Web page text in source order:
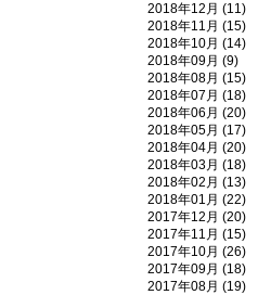
2018年12月 (11)
2018年11月 (15)
2018年10月 (14)
2018年09月 (9)
2018年08月 (15)
2018年07月 (18)
2018年06月 (20)
2018年05月 (17)
2018年04月 (20)
2018年03月 (18)
2018年02月 (13)
2018年01月 (22)
2017年12月 (20)
2017年11月 (15)
2017年10月 (26)
2017年09月 (18)
2017年08月 (19)